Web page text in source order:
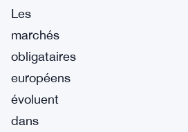
Les
marchés
obligataires
européens
évoluent
dans